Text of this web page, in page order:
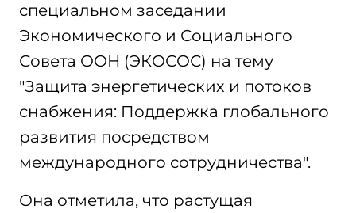
специальном заседании
Экономического и Социального
Совета ООН (ЭКОСОС) на тему
"Защита энергетических и потоков
снабжения: Поддержка глобального
развития посредством
международного сотрудничества".
Она отметила, что растущая